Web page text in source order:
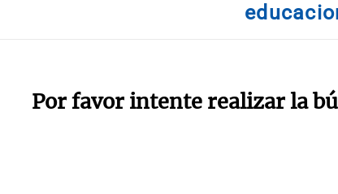
Por favor intente realizar la